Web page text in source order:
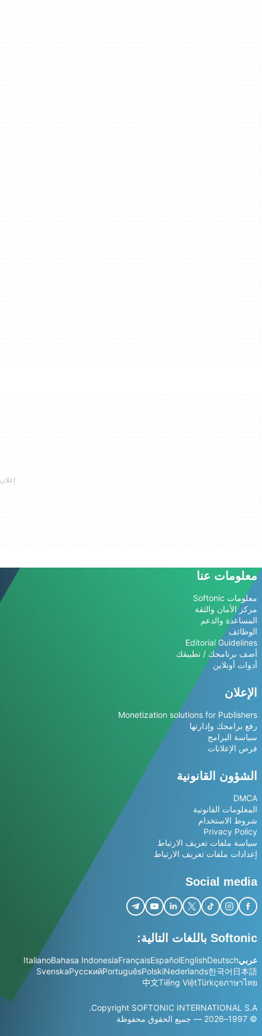
معلومات عنا
معلومات Softonic
مركز الأمان والثقة
المساعدة والدعم
الوظائف
Editorial Guidelines
أضف برنامجك / تطبيقك
أدوات أونلاين
الإعلان
Monetization solutions for Publishers
رفع برامجك وإدارتها
سياسة البرامج
فرص الإعلانات
الشؤون القانونية
DMCA
المعلومات القانونية
شروط الاستخدام
Privacy Policy
سياسة ملفات تعريف الارتباط
إعدادات ملفات تعريف الارتباط
Social media
Softonic باللغات التالية:
عربيDeutsch
English
Español
Français
Bahasa Indonesia
Italiano
日本語
한국어
Nederlands
Polski
Português
Русский
Svenska
ภาษาไทย
Türkçe
Tiếng Việt
中文
Copyright SOFTONIC INTERNATIONAL S.A.
© 1997–2026 — جميع الحقوق محفوظة